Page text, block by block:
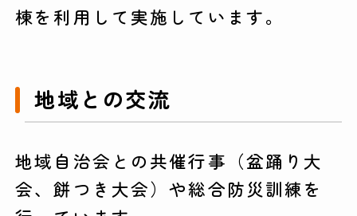
棟を利用して実施しています。
地域との交流
地域自治会との共催行事（盆踊り大
会、餅つき大会）や総合防災訓練を